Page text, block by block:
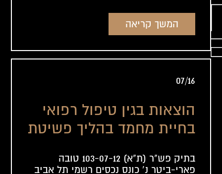
המשך קריאה
07/16
הוצאות בגין טיפול רפואי
בחיית מחמד בהליך פשיטת
בתיק פש"ר (ת"א) 103-07-12 טובה
פארי-ביטר נ' כונס נכסים רשמי תל אביב